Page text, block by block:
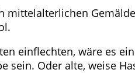
mittelalterlichen
einflechten, wäre es
sein. Oder alte, weise